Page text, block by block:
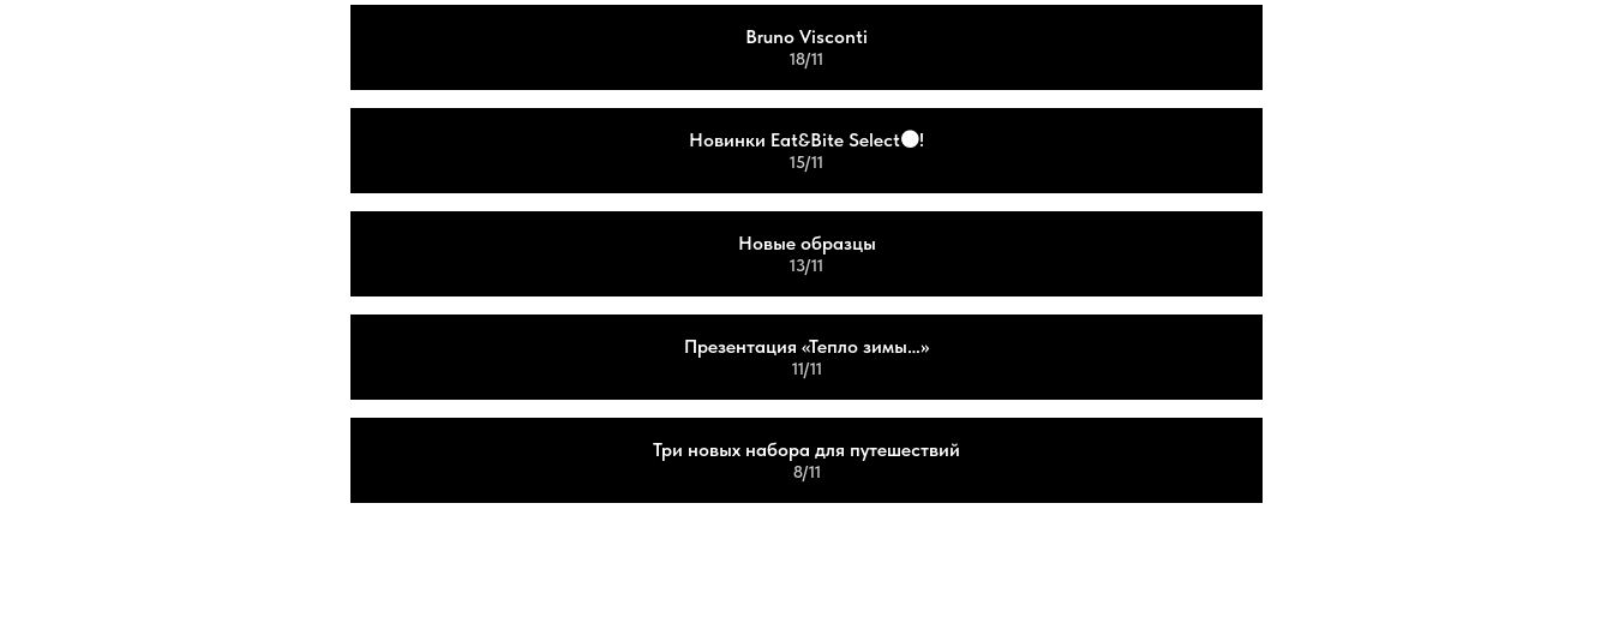
Bruno Visconti
18/11
Новинки Eat&Bite Select🟤!
15/11
Новые образцы
13/11
Презентация «Тепло зимы…»
11/11
Три новых набора для путешествий
8/11